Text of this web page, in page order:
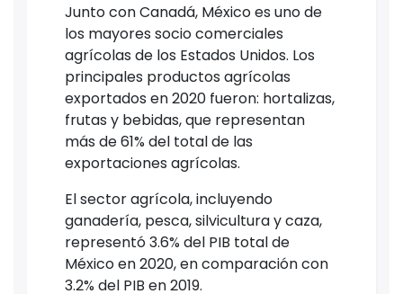
Junto con Canadá, México es uno de
los mayores socio comerciales
agrícolas de los Estados Unidos. Los
principales productos agrícolas
exportados en 2020 fueron: hortalizas,
frutas y bebidas, que representan
más de 61% del total de las
exportaciones agrícolas.
El sector agrícola, incluyendo
ganadería, pesca, silvicultura y caza,
representó 3.6% del PIB total de
México en 2020, en comparación con
3.2% del PIB en 2019.